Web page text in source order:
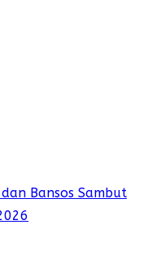
Bansos Sambut